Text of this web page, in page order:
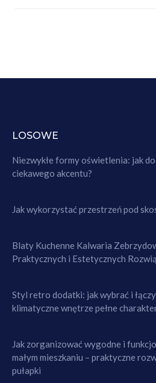
LOSOWE
Niezwykłe formy oświetlenia: jak
ciekawego akcentu?
Jak wykorzystać przestrzeń pod
Blaty Kuchenne Kalwaria
Praktycznych i Estetycznych
Styl retro dodatki: jak wybrać i
klimatyczne wnętrze pełne
Jak zorganizować wygodne i
małym mieszkaniu – praktyczne
pułapki